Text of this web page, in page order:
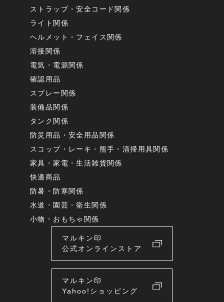
ストラップ・安全コード関係
ライト関係
ヘルメット・フェイス関係
溶接関係
電気・電源関係
確認用品
スプレー関係
装備品関係
タンク関係
防災用品・安全用品関係
スコップ・レーキ・熊手・清掃用具関係
家具・家電・生活雑貨関係
快適商品
防暑・防寒関係
水道・園芸・衛生関係
小物・おもちゃ関係
マルキン印
公式オンラインストア
マルキン印
Yahoo!ショッピング